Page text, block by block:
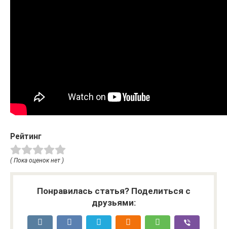
Рейтинг
( Пока оценок нет )
Понравилась статья? Поделиться с
друзьями: